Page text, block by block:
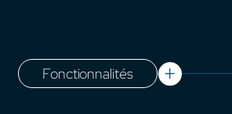
Fonctionnalités